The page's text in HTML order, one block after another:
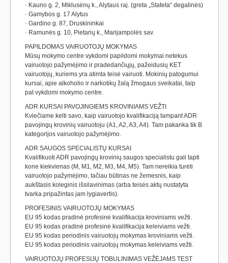
· Kauno g. 2, Miklusėnų k., Alytaus raj. (greta „Stateta“ degalinės)
· Gamybos g. 17 Alytus
· Gardino g. 87, Druskininkai
· Ramunės g. 10, Pietarių k., Marijampolės sav.
PAPILDOMAS VAIRUOTOJŲ MOKYMAS
Mūsų mokymo centre vykdomi papildomi mokymai netekus
vairuotojo pažymėjimo ir pradedančiųjų, pažeidusių KET
vairuotojų, kuriems yra atimta teisė vairuoti. Mokinių patogumui
kursai, apie alkoholio ir narkotikų žalą žmogaus sveikatai, taip
pat vykdomi mokymo centre.
ADR KURSAI PAVOJINGIEMS KROVINIAMS VEŽTI
Kviečiame kelti savo, kaip vairuotojo kvalifikaciją tampant ADR
pavojingų krovinių vairuotoju (A1, A2, A3, A4). Tam pakanka tik B
kategorijos vairuotojo pažymėjimo.
ADR SAUGOS SPECIALISTŲ KURSAI
Kvalifikuoti ADR pavojingų krovinių saugos specialistu gali tapti
kone kiekvienas (M, M1, M2, M3, M4, M5). Tam nereikia turėti
vairuotojo pažymėjimo, tačiau būtinas ne žemesnis, kaip
aukštasis koleginis išsilavinimas (arba teisės aktų nustatyta
tvarka pripažintas jam lygiavertis).
PROFESINIS VAIRUOTOJŲ MOKYMAS
EU 95 kodas pradinė profesinė kvalifikacija kroviniams vežti.
EU 95 kodas pradinė profesinė kvalifikacija keleiviams vežti.
EU 95 kodas periodinis vairuotojų mokymas kroviniams vežti.
EU 95 kodas periodinis vairuotojų mokymas keleiviams vežti.
VAIRUOTOJŲ PROFESIJŲ TOBULINIMAS VEŽĖJAMS TEST